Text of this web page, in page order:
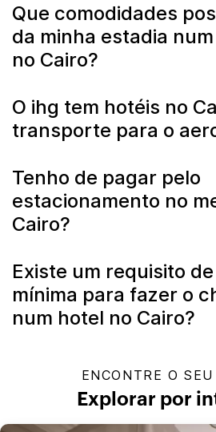
Que comodidades
da minha estadia
no Cairo?
O ihg tem hotéis no
transporte para o
Tenho de pagar pelo
estacionamento no
Cairo?
Existe um requisito
mínima para fazer o
num hotel no Cairo?
ENCONTRE O
Explorar por